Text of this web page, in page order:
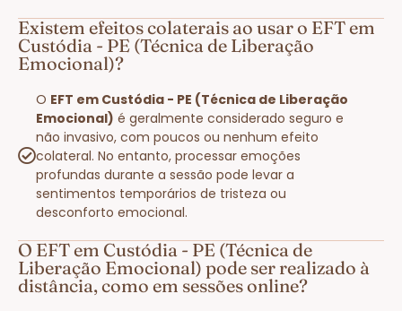
Existem efeitos colaterais ao usar o EFT em
Custódia - PE (Técnica de Liberação
Emocional)?
O EFT em Custódia - PE (Técnica de Liberação
Emocional) é geralmente considerado seguro e
não invasivo, com poucos ou nenhum efeito
colateral. No entanto, processar emoções
profundas durante a sessão pode levar a
sentimentos temporários de tristeza ou
desconforto emocional.
O EFT em Custódia - PE (Técnica de
Liberação Emocional) pode ser realizado à
distância, como em sessões online?